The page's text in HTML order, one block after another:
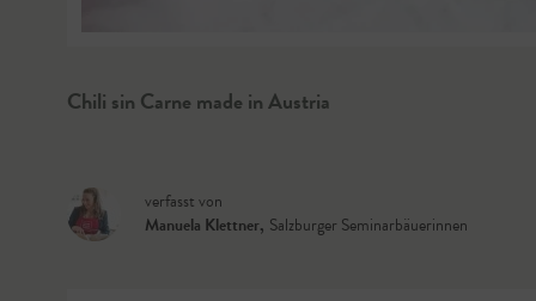
Chili sin Carne made in Austria
verfasst von
Manuela Klettner, Salzburger Seminarbäuerinnen